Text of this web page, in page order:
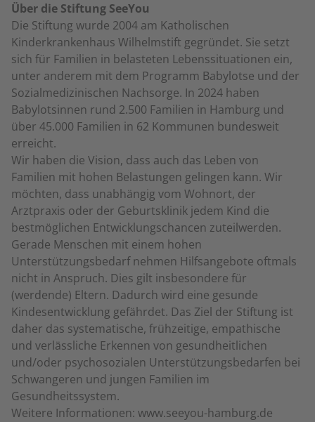
Über die Stiftung SeeYou
Die Stiftung wurde 2004 am Katholischen
Kinderkrankenhaus Wilhelmstift gegründet. Sie setzt
sich für Familien in belasteten Lebenssituationen ein,
unter anderem mit dem Programm Babylotse und der
Sozialmedizinischen Nachsorge. In 2024 haben
Babylotsinnen rund 2.500 Familien in Hamburg und
über 45.000 Familien in 62 Kommunen bundesweit
erreicht.
Wir haben die Vision, dass auch das Leben von
Familien mit hohen Belastungen gelingen kann. Wir
möchten, dass unabhängig vom Wohnort, der
Arztpraxis oder der Geburtsklinik jedem Kind die
bestmöglichen Entwicklungschancen zuteilwerden.
Gerade Menschen mit einem hohen
Unterstützungsbedarf nehmen Hilfsangebote oftmals
nicht in Anspruch. Dies gilt insbesondere für
(werdende) Eltern. Dadurch wird eine gesunde
Kindesentwicklung gefährdet. Das Ziel der Stiftung ist
daher das systematische, frühzeitige, empathische
und verlässliche Erkennen von gesundheitlichen
und/oder psychosozialen Unterstützungsbedarfen bei
Schwangeren und jungen Familien im
Gesundheitssystem.
Weitere Informationen: www.seeyou-hamburg.de